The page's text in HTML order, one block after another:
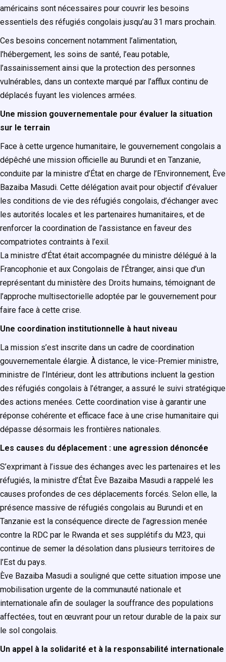
américains sont nécessaires pour couvrir les besoins
essentiels des réfugiés congolais jusqu’au 31 mars prochain.
Ces besoins concernent notamment l’alimentation,
l’hébergement, les soins de santé, l’eau potable,
l’assainissement ainsi que la protection des personnes
vulnérables, dans un contexte marqué par l’afflux continu de
déplacés fuyant les violences armées.
Une mission gouvernementale pour évaluer la situation
sur le terrain
Face à cette urgence humanitaire, le gouvernement congolais a
dépêché une mission officielle au Burundi et en Tanzanie,
conduite par la ministre d’État en charge de l’Environnement, Ève
Bazaiba Masudi. Cette délégation avait pour objectif d’évaluer
les conditions de vie des réfugiés congolais, d’échanger avec
les autorités locales et les partenaires humanitaires, et de
renforcer la coordination de l’assistance en faveur des
compatriotes contraints à l’exil.
La ministre d’État était accompagnée du ministre délégué à la
Francophonie et aux Congolais de l’Étranger, ainsi que d’un
représentant du ministère des Droits humains, témoignant de
l’approche multisectorielle adoptée par le gouvernement pour
faire face à cette crise.
Une coordination institutionnelle à haut niveau
La mission s’est inscrite dans un cadre de coordination
gouvernementale élargie. À distance, le vice-Premier ministre,
ministre de l’Intérieur, dont les attributions incluent la gestion
des réfugiés congolais à l’étranger, a assuré le suivi stratégique
des actions menées. Cette coordination vise à garantir une
réponse cohérente et efficace face à une crise humanitaire qui
dépasse désormais les frontières nationales.
Les causes du déplacement : une agression dénoncée
S’exprimant à l’issue des échanges avec les partenaires et les
réfugiés, la ministre d’État Ève Bazaiba Masudi a rappelé les
causes profondes de ces déplacements forcés. Selon elle, la
présence massive de réfugiés congolais au Burundi et en
Tanzanie est la conséquence directe de l’agression menée
contre la RDC par le Rwanda et ses supplétifs du M23, qui
continue de semer la désolation dans plusieurs territoires de
l’Est du pays.
Ève Bazaiba Masudi a souligné que cette situation impose une
mobilisation urgente de la communauté nationale et
internationale afin de soulager la souffrance des populations
affectées, tout en œuvrant pour un retour durable de la paix sur
le sol congolais.
Un appel à la solidarité et à la responsabilité internationale